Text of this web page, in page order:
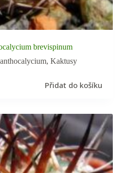
brevispinum
,Kaktusy
Přidat do košíku